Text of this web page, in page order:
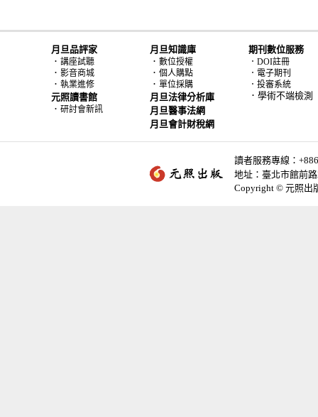
月旦品評家
． 講座試聽
． 影音商城
． 執業進修
元照讀書館
． 研討會新訊
月旦知識庫
． 數位授權
． 個人購點
． 單位採購
月旦法律分析庫
月旦醫事法網
月旦會計財稅網
期刊數位服務
．DOI註冊
．電子期刊
．投審系統
．學術不端檢測
讀者服務專線：
地址：臺北市館前
Copyright © 元照出